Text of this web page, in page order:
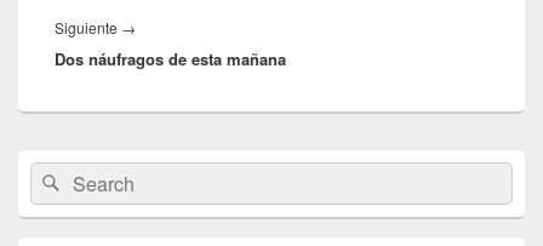
Siguiente →
siguiente:
Dos náufragos de esta mañana
área
de
widget
Buscar
por:
Buscar